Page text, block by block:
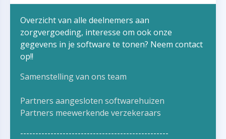
Overzicht van alle deelnemers aan
zorgvergoeding, interesse om ook onze
gegevens in je software te tonen? Neem contact
op!!
Samenstelling van ons team
Partners aangesloten softwarehuizen
Partners meewerkende verzekeraars
-------------------------------------------------